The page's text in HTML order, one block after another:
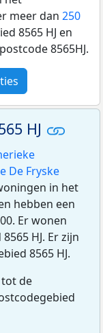
meer dan 250
8565 HJ en
8565HJ.
HJ
De Fryske
in het
hebben een
Er wonen
HJ. Er zijn
8565 HJ.
de